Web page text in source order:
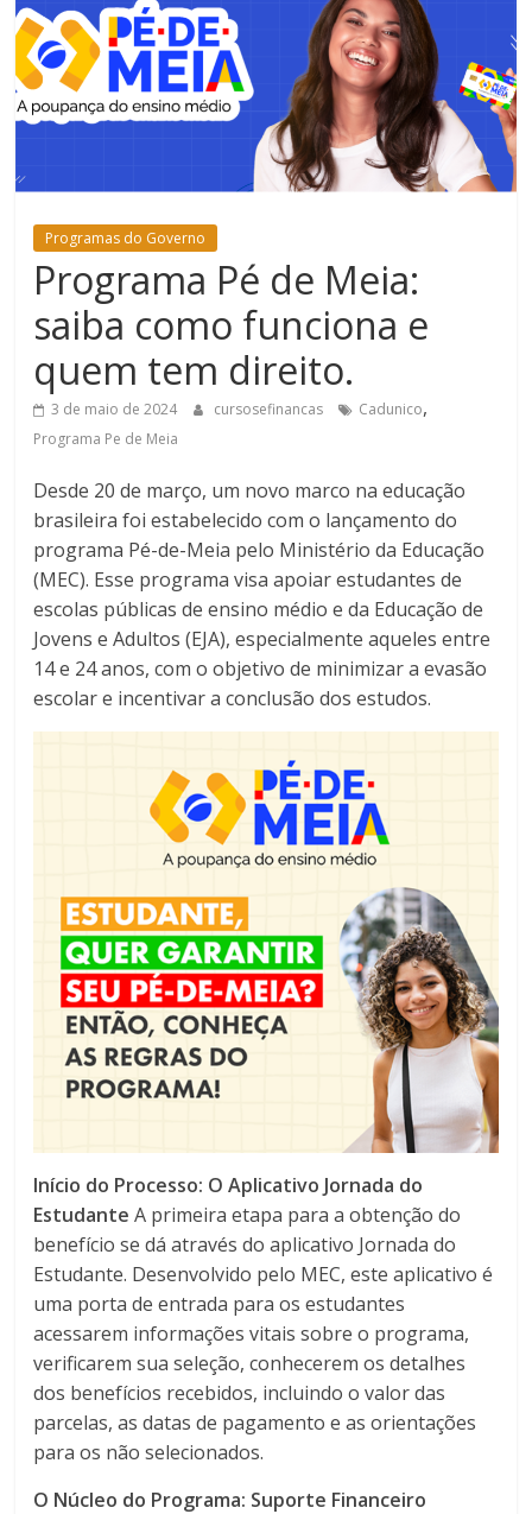
Estar
Programas do Governo
Programa Pé de Meia:
saiba como funciona e
quem tem direito.
3 de maio de 2024 cursosefinancas Cadunico,
Programa Pe de Meia
Desde 20 de março, um novo marco na educação
brasileira foi estabelecido com o lançamento do
programa Pé-de-Meia pelo Ministério da Educação
(MEC). Esse programa visa apoiar estudantes de
escolas públicas de ensino médio e da Educação de
Jovens e Adultos (EJA), especialmente aqueles entre
14 e 24 anos, com o objetivo de minimizar a evasão
escolar e incentivar a conclusão dos estudos.
Início do Processo: O Aplicativo Jornada do
Estudante A primeira etapa para a obtenção do
benefício se dá através do aplicativo Jornada do
Estudante. Desenvolvido pelo MEC, este aplicativo é
uma porta de entrada para os estudantes
acessarem informações vitais sobre o programa,
verificarem sua seleção, conhecerem os detalhes
dos benefícios recebidos, incluindo o valor das
parcelas, as datas de pagamento e as orientações
para os não selecionados.
O Núcleo do Programa: Suporte Financeiro